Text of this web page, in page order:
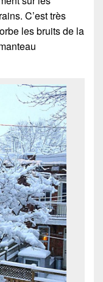
C’est très
les bruits de la